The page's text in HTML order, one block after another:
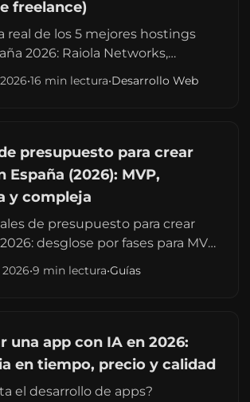
freelance)
real de los 5 mejores hostings
2026: Raiola Networks,
Webempresa, Hostinger e IONOS.
soporte y mi ranking
•16 min lectura•Desarrollo Web
presupuesto para crear
España (2026): MVP,
y compleja
de presupuesto para crear
desglose por fases para MVP,
y app compleja. Guía para
•9 min lectura•Guías
una app con IA en 2026:
en tiempo, precio y calidad
el desarrollo de apps?